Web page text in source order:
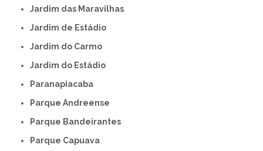
Jardim das Maravilhas
Jardim de Estádio
Jardim do Carmo
Jardim do Estádio
Paranapiacaba
Parque Andreense
Parque Bandeirantes
Parque Capuava